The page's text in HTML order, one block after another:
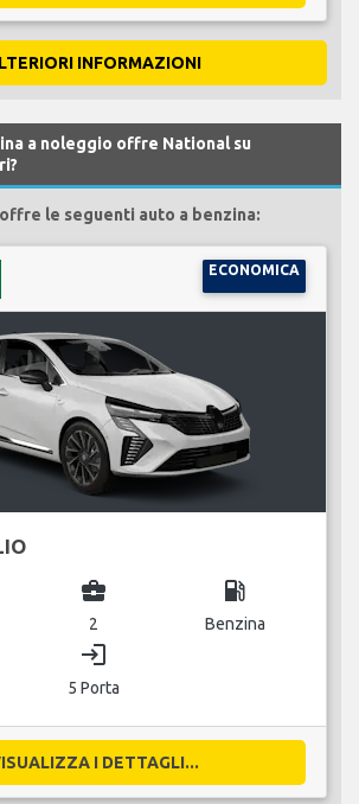
INFORMAZIONI
a noleggio offre National su
le seguenti auto a benzina:
ECONOMICA
business_center
2
local_gas_station
Benzina
login
5 Porta
I DETTAGLI...